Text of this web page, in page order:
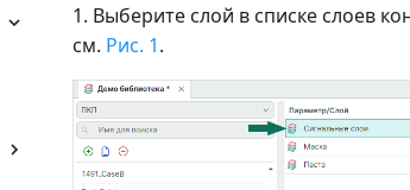
1. Выберите слой в списке слоев
см. Рис. 1.